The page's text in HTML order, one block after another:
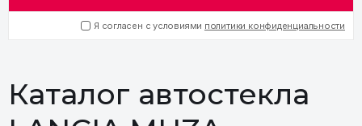
Я согласен с условиями политики конфиденциальности
Каталог автостекла